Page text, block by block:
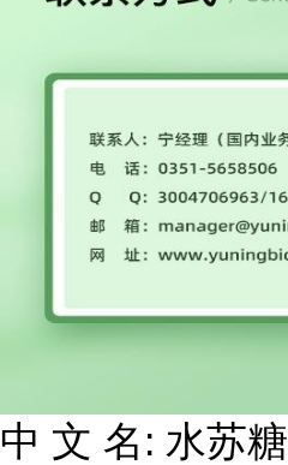
中 文 名: 水苏糖